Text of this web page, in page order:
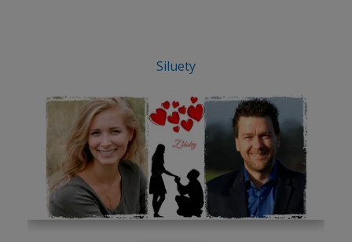
Siluety